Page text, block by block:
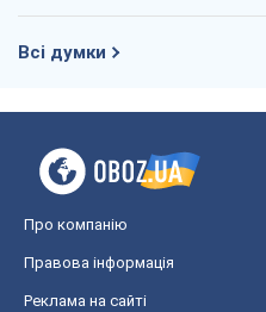
Всі думки
Про компанію
Правова інформація
Реклама на сайті